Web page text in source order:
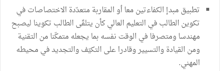
تطبيق مبدإ الكفاءتين معا أو المقاربة متعدّدة الاختصاصات في
تكوين الطالب في التعليم العالي كأن يتلقّى الطالب تكوينا ليصبح
مهندسا ومتصرفا في الوقت نفسه بما يجعله متمكّنا من التقنية
ومن القيادة والتسيير وقادرا على التكيّف والتجديد في محيطه
المهني.